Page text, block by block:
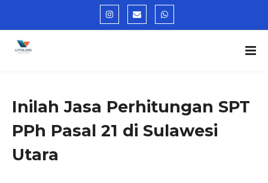
Inilah Jasa Perhitungan SPT
PPh Pasal 21 di Sulawesi
Utara